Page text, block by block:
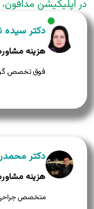
در اپلیکیشن
دکتر سیده
فوق تخصص
دکتر
متخصص